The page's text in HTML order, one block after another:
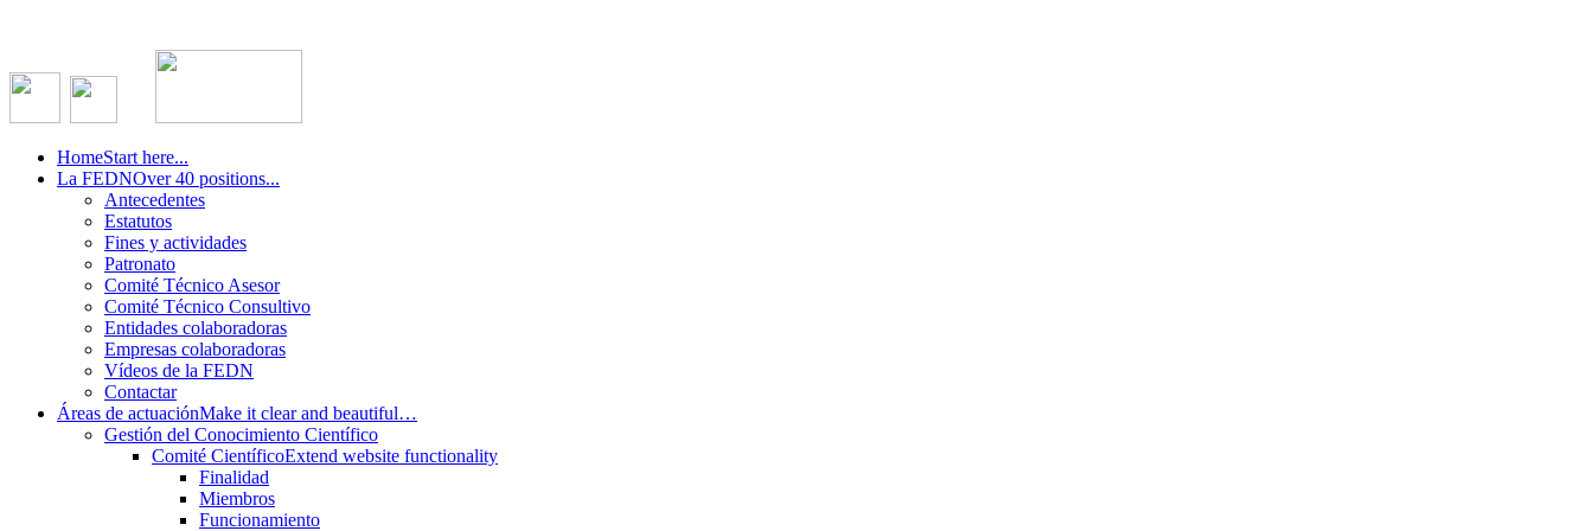
HomeStart here...
La FEDNOver 40 positions...
Antecedentes
Estatutos
Fines y actividades
Patronato
Comité Técnico Asesor
Comité Técnico Consultivo
Entidades colaboradoras
Empresas colaboradoras
Vídeos de la FEDN
Contactar
Áreas de actuaciónMake it clear and beautiful…
Gestión del Conocimiento Científico
Comité CientíficoExtend website functionality
Finalidad
Miembros
Funcionamiento